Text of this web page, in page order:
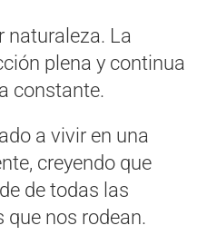
naturaleza. La
plena y continua
constante.
a vivir en una
creyendo que
de todas las
nos rodean.